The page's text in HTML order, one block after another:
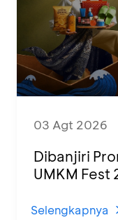
03 Agt 2026
Dibanjiri
UMKM Fest
Selengkapnya